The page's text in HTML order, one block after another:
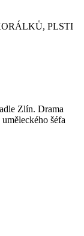
PLSTI
Zlín. Drama
šéfa